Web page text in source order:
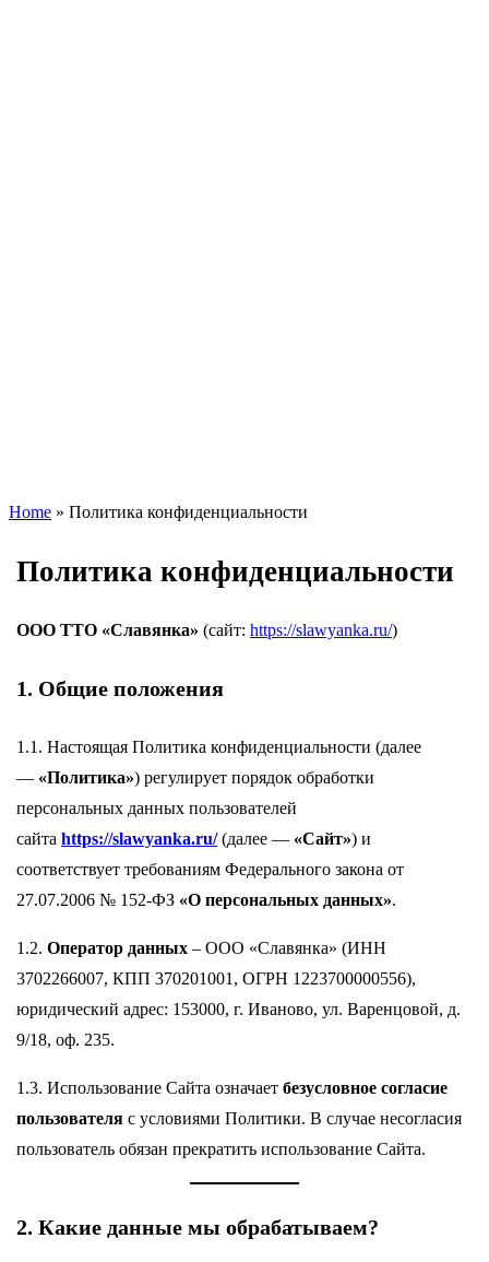
Home » Политика конфиденциальности
Политика конфиденциальности
ООО ТТО «Славянка» (сайт:https://slawyanka.ru/)
1. Общие положения
1.1. Настоящая Политика конфиденциальности (далее
— «Политика») регулирует порядок обработки
персональных данных пользователей
сайтаhttps://slawyanka.ru/(далее — «Сайт») и
соответствует требованиям Федерального закона от
27.07.2006 № 152-ФЗ «О персональных данных».
1.2.Оператор данных – ООО «Славянка» (ИНН
3702266007, КПП 370201001, ОГРН 1223700000556),
юридический адрес: 153000, г. Иваново, ул. Варенцовой, д.
9/18, оф. 235.
1.3. Использование Сайта означаетбезусловное согласие
пользователя с условиями Политики. В случае несогласия
пользователь обязан прекратить использование Сайта.
2. Какие данные мы обрабатываем?